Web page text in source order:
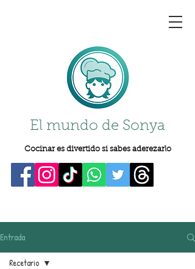
El mundo de Sonya
Cocinar es divertido si sabes aderezarlo
Entrada
Recetario